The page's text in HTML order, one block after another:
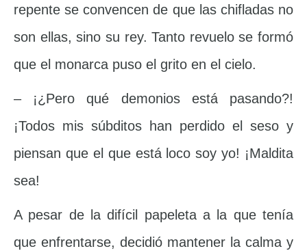
repente se convencen de que las chifladas no
son ellas, sino su rey. Tanto revuelo se formó
que el monarca puso el grito en el cielo.
– ¡¿Pero qué demonios está pasando?!
¡Todos mis súbditos han perdido el seso y
piensan que el que está loco soy yo! ¡Maldita
sea!
A pesar de la difícil papeleta a la que tenía
que enfrentarse, decidió mantener la calma y